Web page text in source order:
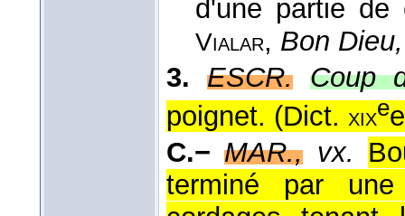
d'une partie
Vialar, Bon Dieu,
3. ESCR. Coup
poignet. (Dict. xixe
C.− MAR., vx.
terminé par